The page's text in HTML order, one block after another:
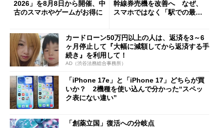
2026」を8月8日から開催、中
古のスマホやゲームがお得に
幹線券売機を改善へ なぜ、
スマホではなく「駅での最短
カードローン50万円以上の人は、返済を3～6
ヶ月停止して『大幅に減額してから返済する手
続き』を利用して！
AD（渋谷法務総合事務所）
「iPhone 17e」と「iPhone 17」どちらが買
いか？ 2機種を使い込んで分かった“スペッ
ク表にない違い”
「創薬立国」復活への分岐点